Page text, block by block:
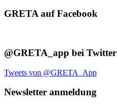
GRETA auf Facebook
@GRETA_app bei Twitter
Tweets von @GRETA_App
Newsletter anmeldung